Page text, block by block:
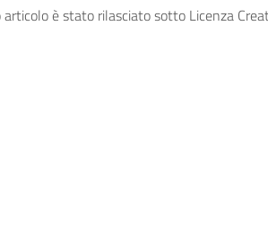
è stato rilasciato sotto Licenza